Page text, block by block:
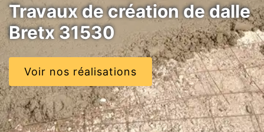
Travaux de création de dalle
Bretx 31530
Voir nos réalisations